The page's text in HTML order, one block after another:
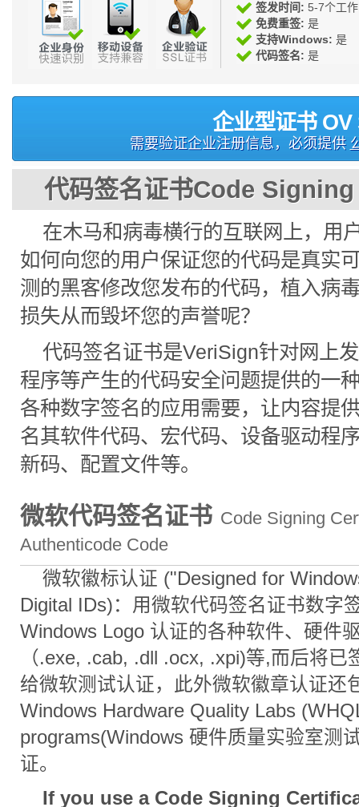
签发时间: 5-7个工
免费重签: 是
支持Windows: 是
代码签名: 是
企业型证书 OV
需要验证企业注册信息，必须提供
代码签名证书Code
在木马和病毒横行的互联网上，用
如何向您的用户保证您的代码是真实
测的黑客修改您发布的代码，植入病
损失从而毁坏您的声誉呢？
代码签名证书是VeriSign针对网上
程序等产生的代码安全问题提供的一
各种数字签名的应用需要，让内容提
名其软件代码、宏代码、设备驱动程
新码、配置文件等。
微软代码签名证书 Code Signing
Authenticode Code
微软徽标认证 ("Designed for
Digital IDs)：用微软代码签名证书数字
Windows Logo 认证的各种软件、硬件
（.exe, .cab, .dll .ocx, .xpi)等,而后将已
给微软测试认证，此外微软徽章认证还
Windows Hardware Quality Labs
programs(Windows 硬件质量实验室测
证。
If you use a Code Signing